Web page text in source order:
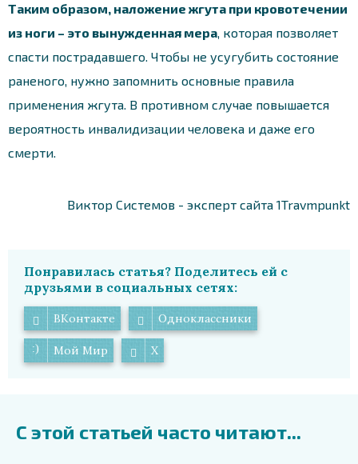
Таким образом, наложение жгута при кровотечении
из ноги – это вынужденная мера, которая позволяет
спасти пострадавшего. Чтобы не усугубить состояние
раненого, нужно запомнить основные правила
применения жгута. В противном случае повышается
вероятность инвалидизации человека и даже его
смерти.
Виктор Системов - эксперт сайта 1Travmpunkt
Понравилась статья? Поделитесь ей с
друзьями в социальных сетях:
ВКонтакте Одноклассники
Мой Мир X
С этой статьей часто читают...